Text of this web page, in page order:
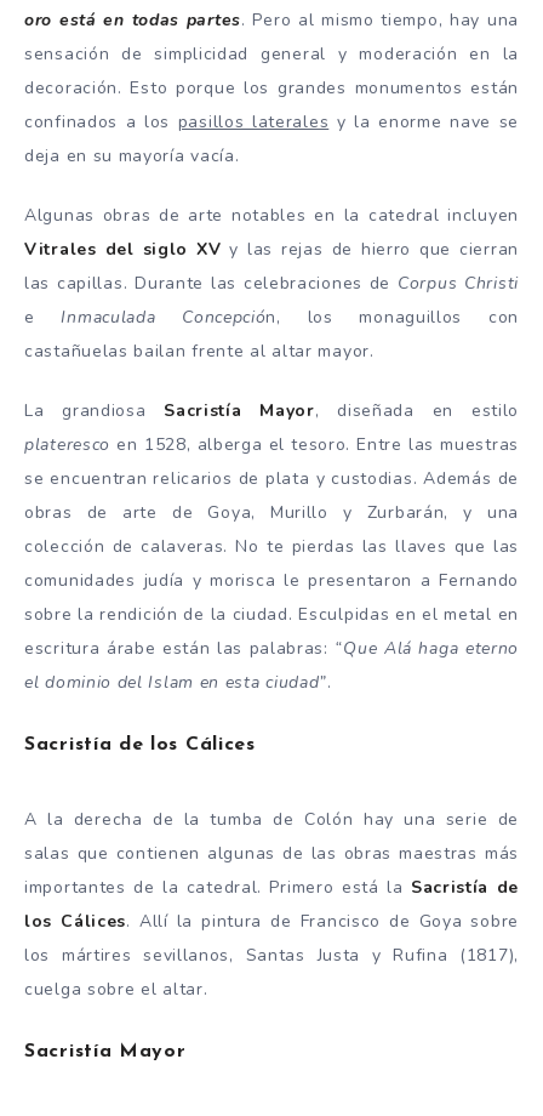
oro está en todas partes. Pero al mismo tiempo, hay una
sensación de simplicidad general y moderación en la
decoración. Esto porque los grandes monumentos están
confinados a los pasillos laterales y la enorme nave se
deja en su mayoría vacía.
Algunas obras de arte notables en la catedral incluyen
Vitrales del siglo XV y las rejas de hierro que cierran
las capillas. Durante las celebraciones de Corpus Christi
eInmaculada Concepción, los monaguillos con
castañuelas bailan frente al altar mayor.
La grandiosa Sacristía Mayor, diseñada en estilo
plateresco en 1528, alberga el tesoro. Entre las muestras
se encuentran relicarios de plata y custodias. Además de
obras de arte de Goya, Murillo y Zurbarán, y una
colección de calaveras. No te pierdas las llaves que las
comunidades judía y morisca le presentaron a Fernando
sobre la rendición de la ciudad. Esculpidas en el metal en
escritura árabe están las palabras: “Que Alá haga eterno
el dominio del Islam en esta ciudad”.
Sacristía de los Cálices
A la derecha de la tumba de Colón hay una serie de
salas que contienen algunas de las obras maestras más
importantes de la catedral. Primero está la Sacristía de
los Cálices. Allí la pintura de Francisco de Goya sobre
los mártires sevillanos, Santas Justa y Rufina (1817),
cuelga sobre el altar.
Sacristía Mayor